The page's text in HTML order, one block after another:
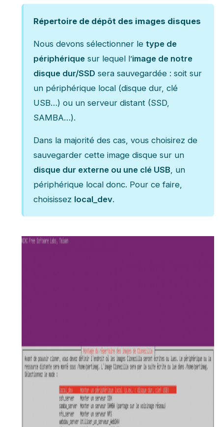
Répertoire de dépôt des images disques
Nous devons sélectionner le type de
périphérique sur lequel l’image de notre
disque dur/SSD sera sauvegardée : soit sur
un périphérique local (disque dur, clé
USB…) ou un serveur distant (SSD,
SAMBA…).
Dans la majorité des cas, vous choisirez de
sauvegarder cette image disque sur un
disque dur externe ou une clé USB, un
périphérique local donc. Pour ce faire,
choisissez local_dev.